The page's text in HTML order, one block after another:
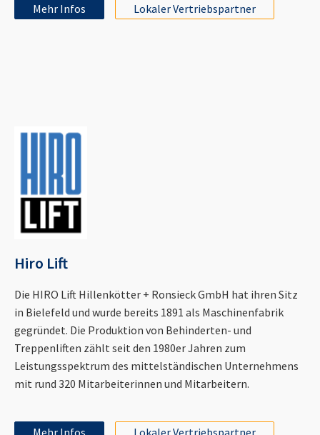
Mehr Infos Lokaler Vertriebspartner
Hiro Lift
Die HIRO Lift Hillenkötter + Ronsieck GmbH hat ihren Sitz
in Bielefeld und wurde bereits 1891 als Maschinenfabrik
gegründet. Die Produktion von Behinderten- und
Treppenliften zählt seit den 1980er Jahren zum
Leistungsspektrum des mittelständischen Unternehmens
mit rund 320 Mitarbeiterinnen und Mitarbeitern.
Mehr Infos Lokaler Vertriebspartner